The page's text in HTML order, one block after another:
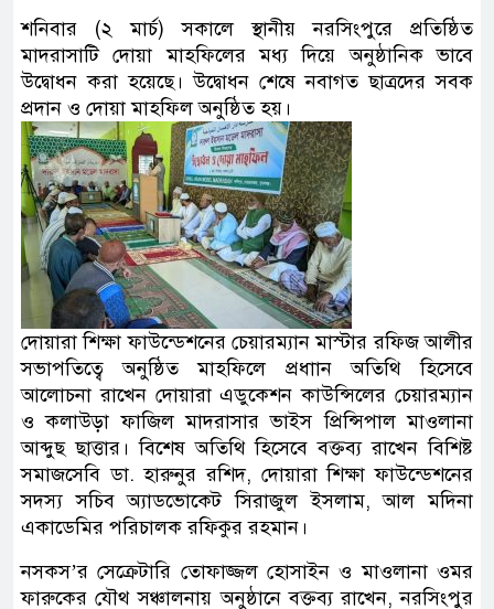
শনিবার (২ মার্চ) সকালে স্থানীয় নরসিংপুরে প্রতিষ্ঠিত
মাদরাসাটি দোয়া মাহফিলের মধ্য দিয়ে অনুষ্ঠানিক ভাবে
উদ্বোধন করা হয়েছে। উদ্বোধন শেষে নবাগত ছাত্রদের সবক
প্রদান ও দোয়া মাহফিল অনুষ্ঠিত হয়।
দোয়ারা শিক্ষা ফাউন্ডেশনের চেয়ারম্যান মাস্টার রফিজ আলীর
সভাপতিত্বে অনুষ্ঠিত মাহফিলে প্রধাান অতিথি হিসেবে
আলোচনা রাখেন দোয়ারা এডুকেশন কাউন্সিলের চেয়ারম্যান
ও কলাউড়া ফাজিল মাদরাসার ভাইস প্রিন্সিপাল মাওলানা
আব্দুছ ছাত্তার। বিশেষ অতিথি হিসেবে বক্তব্য রাখেন বিশিষ্ট
সমাজসেবি ডা. হারুনুর রশিদ, দোয়ারা শিক্ষা ফাউন্ডেশনের
সদস্য সচিব অ্যাডভোকেট সিরাজুল ইসলাম, আল মদিনা
একাডেমির পরিচালক রফিকুর রহমান।
নসকস’র সেক্রেটারি তোফাজ্জল হোসাইন ও মাওলানা ওমর
ফারুকের যৌথ সঞ্চালনায় অনুষ্ঠানে বক্তব্য রাখেন, নরসিংপুর